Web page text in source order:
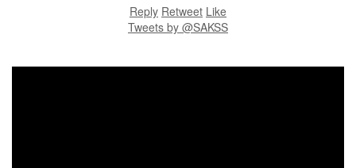
Reply Retweet Like
Tweets by @SAKSS